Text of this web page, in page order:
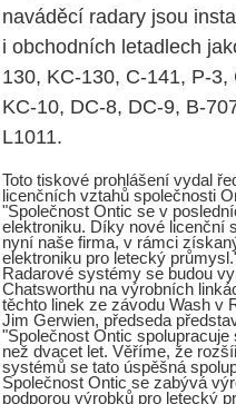
naváděcí radary jsou
i obchodních letadlech
130, KC-130, C-141, P-
KC-10, DC-8, DC-9, B-
L1011.
Toto tiskové prohlášení vydal
licenčních vztahů společnosti
"Společnost Ontic se v
elektroniku. Díky nové licenční
nyní naše firma, v rámci
elektroniku pro letecký
Radarové systémy se budou
Chatsworthu na výrobních
těchto linek ze závodu Wash v
Jim Gerwien, předseda
"Společnost Ontic
než dvacet let. Věříme, že
systémů se tato úspěšná
Společnost Ontic se zabývá
podporou výrobků pro letecký